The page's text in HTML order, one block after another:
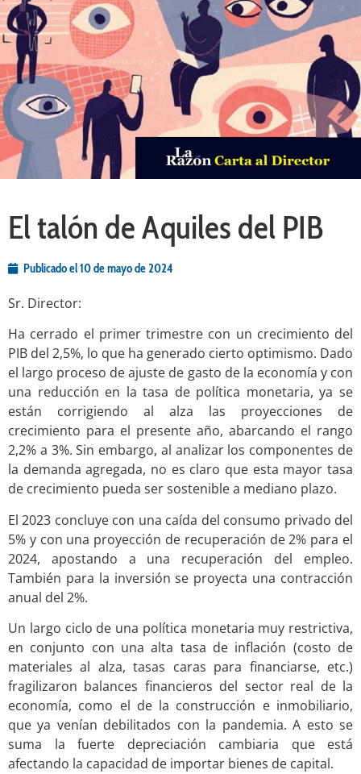
El talón de Aquiles del PIB
Publicado el10 de mayo de 2024
Sr. Director:
Ha cerrado el primer trimestre con un crecimiento del
PIB del 2,5%, lo que ha generado cierto optimismo. Dado
el largo proceso de ajuste de gasto de la economía y con
una reducción en la tasa de política monetaria, ya se
están corrigiendo al alza las proyecciones de
crecimiento para el presente año, abarcando el rango
2,2% a 3%. Sin embargo, al analizar los componentes de
la demanda agregada, no es claro que esta mayor tasa
de crecimiento pueda ser sostenible a mediano plazo.
El 2023 concluye con una caída del consumo privado del
5% y con una proyección de recuperación de 2% para el
2024, apostando a una recuperación del empleo.
También para la inversión se proyecta una contracción
anual del 2%.
Un largo ciclo de una política monetaria muy restrictiva,
en conjunto con una alta tasa de inflación (costo de
materiales al alza, tasas caras para financiarse, etc.)
fragilizaron balances financieros del sector real de la
economía, como el de la construcción e inmobiliario,
que ya venían debilitados con la pandemia. A esto se
suma la fuerte depreciación cambiaria que está
afectando la capacidad de importar bienes de capital.